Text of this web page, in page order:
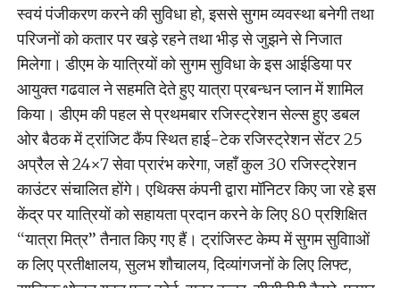
स्वयं पंजीकरण करने की सुविधा हो, इससे सुगम व्यवस्था बनेगी तथा
परिजनों को कतार पर खड़े रहने तथा भीड़ से जुझने से निजात
मिलेगा। डीएम के यात्रियों को सुगम सुविधा के इस आईडिया पर
आयुक्त गढवाल ने सहमति देते हुए यात्रा प्रबन्धन प्लान में शामिल
किया। डीएम की पहल से प्रथमबार रजिस्ट्रेशन सेल्स हुए डबल
ओर बैठक में ट्रांजिट कैंप स्थित हाई-टेक रजिस्ट्रेशन सेंटर 25
अप्रैल से 24×7 सेवा प्रारंभ करेगा, जहाँ कुल 30 रजिस्ट्रेशन
काउंटर संचालित होंगे। एथिक्स कंपनी द्वारा मॉनिटर किए जा रहे इस
केंद्र पर यात्रियों को सहायता प्रदान करने के लिए 80 प्रशिक्षित
‘‘यात्रा मित्र’’ तैनात किए गए हैं। ट्रांजिस्ट केम्प में सुगम सुविााओं
क लिए प्रतीक्षालय, सुलभ शौचालय, दिव्यांगजनों के लिए लिफ्ट,